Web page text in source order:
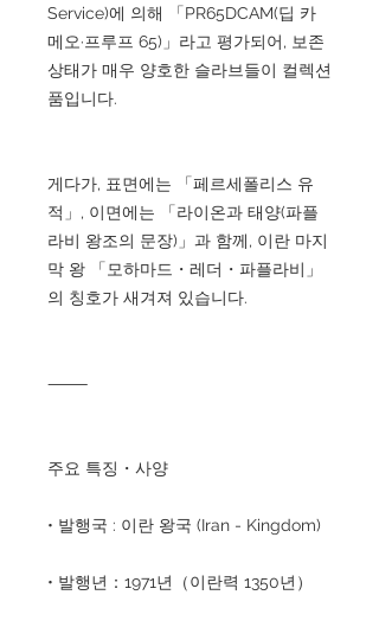
Service)에 의해 「PR65DCAM(딥 카
메오·프루프 65)」라고 평가되어, 보존
상태가 매우 양호한 슬라브들이 컬렉션
품입니다.
게다가, 표면에는 「페르세폴리스 유
적」, 이면에는 「라이온과 태양(파플
라비 왕조의 문장)」과 함께, 이란 마지
막 왕 「모하마드・레더・파플라비」
의 칭호가 새겨져 있습니다.
⸻
주요 특징・사양
• 발행국 : 이란 왕국 (Iran - Kingdom)
• 발행년：1971년（이란력 1350년）